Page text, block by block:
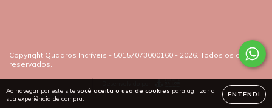
Ao navegar por este site você aceita o uso de cookies para agilizar a
sua experiência de compra.
ENTENDI
Copyright Quadros Incríveis - 50157073000160 - 2026. Todos os direitos
reservados.